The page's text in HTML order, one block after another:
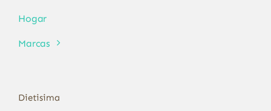
Hogar
Marcas
Dietisima